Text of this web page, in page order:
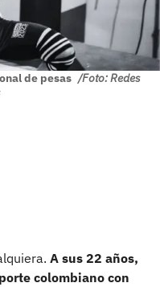
de pesas /Foto: Redes
A sus 22 años,
colombiano con